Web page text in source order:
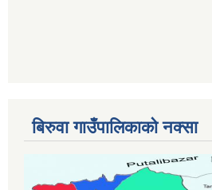
बिरुवा गाउँपालिकाको नक्सा